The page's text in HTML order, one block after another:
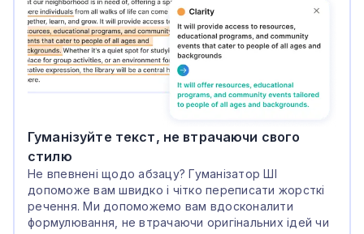
Гуманізуйте текст, не втрачаючи свого
стилю
Не впевнені щодо абзацу? Гуманізатор ШІ
допоможе вам швидко і чітко переписати жорсткі
речення. Ми допоможемо вам вдосконалити
формулювання, не втрачаючи оригінальних ідей чи